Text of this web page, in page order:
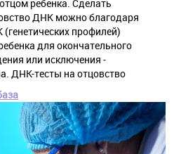
ребенка. Сделать
ДНК можно благодаря
профилей)
для окончательного
или исключения -
ДНК-тесты на отцовство